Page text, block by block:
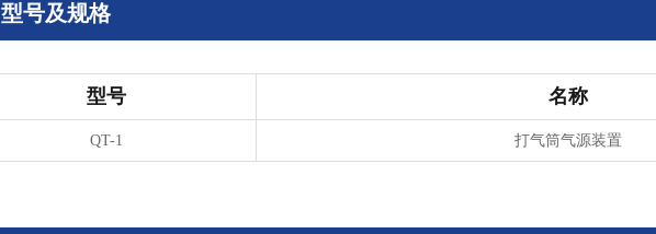
型号及规格
型号 名称
QT-1 打气筒气源装置